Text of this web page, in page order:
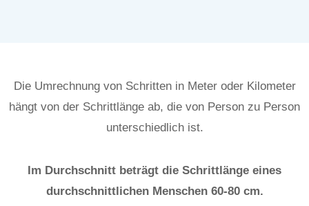
Die Umrechnung von Schritten in Meter oder Kilometer
hängt von der Schrittlänge ab, die von Person zu Person
unterschiedlich ist.
Im Durchschnitt beträgt die Schrittlänge eines
durchschnittlichen Menschen 60-80 cm.